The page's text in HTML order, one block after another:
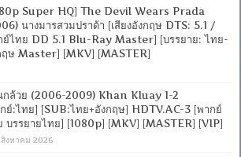
Super HQ] The Devil Wears Prada
นางมารสวมปราด้า [เสียงอังกฤษ DTS: 5.1 /
ย์ไทย DD 5.1 Blu-Ray Master] [บรรยาย: ไทย-
ฤษ Master] [MKV] [MASTER]
กล้วย (2006-2009) Khan Kluay 1-2
ย์:ไทย] [SUB:ไทย+อังกฤษ] HDTV.AC-3 [พากย์
บรรยายไทย] [1080p] [MKV] [MASTER] [VIP]
งหาคม 2026